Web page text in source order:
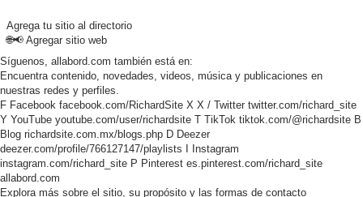
Agrega tu sitio al directorio
🌐📢 Agregar sitio web
Síguenos, allabord.com también está en:
Encuentra contenido, novedades, videos, música y publicaciones en
nuestras redes y perfiles.
F Facebook facebook.com/RichardSite X X / Twitter twitter.com/richard_site
Y YouTube youtube.com/user/richardsite T TikTok tiktok.com/@richardsite B
Blog richardsite.com.mx/blogs.php D Deezer
deezer.com/profile/766127147/playlists
Instagram
instagram.com/richard_site P Pinterest es.pinterest.com/richard_site
allabord.com
Explora más sobre el sitio, su propósito y las formas de contacto